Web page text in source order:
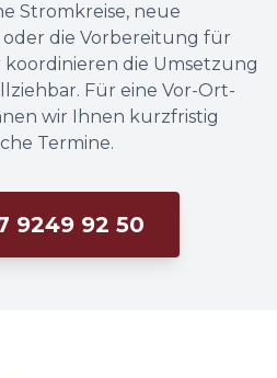
Stromkreise, neue
die Vorbereitung für
die Umsetzung
Für eine Vor-Ort-
wir Ihnen kurzfristig
Termine.
9249 92 50